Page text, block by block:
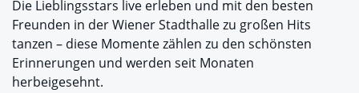
Die Lieblingsstars live erleben und mit den besten
Freunden in der Wiener Stadthalle zu großen Hits
tanzen – diese Momente zählen zu den schönsten
Erinnerungen und werden seit Monaten
herbeigesehnt.